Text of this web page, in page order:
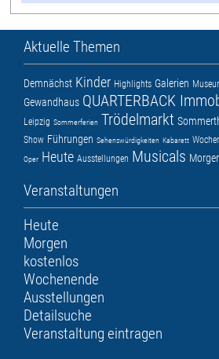
Aktuelle Themen
Demnächst Kinder Highlights Galerien
Gewandhaus QUARTERBACK
Leipzig Sommerferien Trödelmarkt
Show Führungen Sehenswürdigkeiten Kabarett
Oper Heute Ausstellungen Musicals
Veranstaltungen
Heute
Morgen
kostenlos
Wochenende
Ausstellungen
Detailsuche
Veranstaltung eintragen